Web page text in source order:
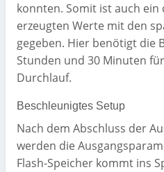
konnten. Somit ist auch
erzeugten Werte mit den
gegeben. Hier benötigt die
Stunden und 30 Minuten
Durchlauf.
Beschleunigtes Setup
Nach dem Abschluss der
werden die
Flash-Speicher kommt ins